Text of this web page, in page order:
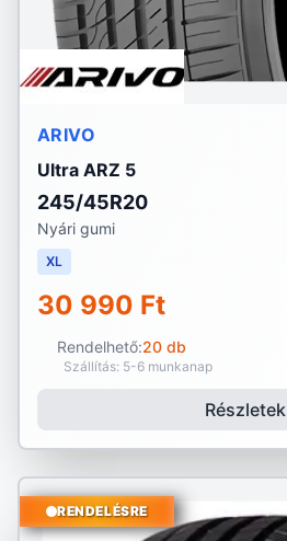
ARIVO
Ultra ARZ 5
245/45R20
Nyári gumi
XL
30 990 Ft
Rendelhető:20 db
Szállítás: 5-6 munkanap
Részletek
RENDELÉSRE